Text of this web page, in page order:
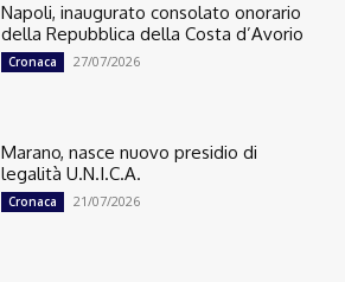
Napoli, inaugurato consolato onorario
della Repubblica della Costa d’Avorio
Cronaca 27/07/2026
Marano, nasce nuovo presidio di
legalità U.N.I.C.A.
Cronaca 21/07/2026